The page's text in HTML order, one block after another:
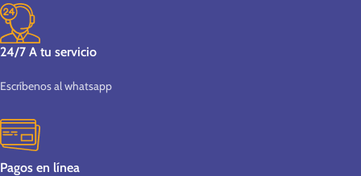
24/7 A tu servicio
Escríbenos al whatsapp
Pagos en línea